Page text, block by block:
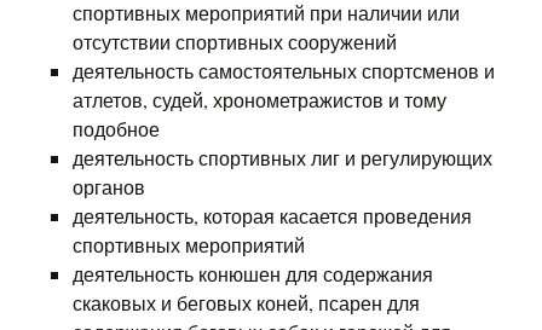
спортивных мероприятий при наличии или
отсутствии спортивных сооружений
деятельность самостоятельных спортсменов и
атлетов, судей, хронометражистов и тому
подобное
деятельность спортивных лиг и регулирующих
органов
деятельность, которая касается проведения
спортивных мероприятий
деятельность конюшен для содержания
скаковых и беговых коней, псарен для